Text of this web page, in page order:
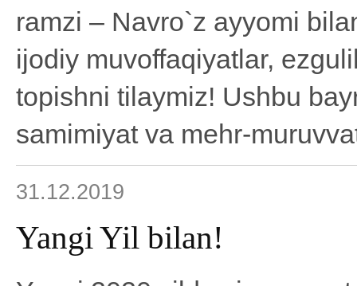
ramzi – Navro`z ayyomi
ijodiy muvoffaqiyatlar,
topishni tilaymiz! Ushbu
samimiyat va mehr-
31.12.2019
Yangi Yil bilan!